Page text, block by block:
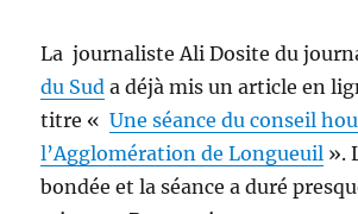
La journaliste Ali Dosite du
du Sud a déjà mis un article en
titre «Une séance du conseil
l’Agglomération de Longueuil ».
bondée et la séance a duré